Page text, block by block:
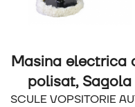
Masina electrica
polisat, Sagola
SCULE VOPSITORIE